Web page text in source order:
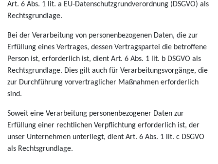
Art. 6 Abs. 1 lit. a EU-Datenschutzgrundverordnung (DSGVO) als
Rechtsgrundlage.
Bei der Verarbeitung von personenbezogenen Daten, die zur
Erfüllung eines Vertrages, dessen Vertragspartei die betroffene
Person ist, erforderlich ist, dient Art. 6 Abs. 1 lit. b DSGVO als
Rechtsgrundlage. Dies gilt auch für Verarbeitungsvorgänge, die
zur Durchführung vorvertraglicher Maßnahmen erforderlich
sind.
Soweit eine Verarbeitung personenbezogener Daten zur
Erfüllung einer rechtlichen Verpflichtung erforderlich ist, der
unser Unternehmen unterliegt, dient Art. 6 Abs. 1 lit. c DSGVO
als Rechtsgrundlage.